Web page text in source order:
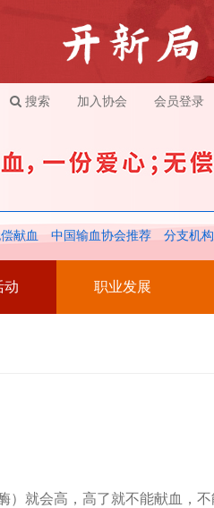
搜索 加入协会 会员登录
献血 中国输血协会推荐 分支机
动 职业发展
就会高，高了就不能献血，不